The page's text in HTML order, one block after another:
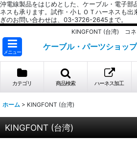
沖電線製品をはじめとした、ケーブル・電子部
ネスも承ります。試作・小ＬＯＴハーネスも出
ぎのお問い合わせは、03-3726-2645まで。
KINGFONT (台湾) コネ
メニュー
ケーブル・パーツショッ
カテゴリ 商品検索 ハーネス加工
ホーム > KINGFONT (台湾)
KINGFONT (台湾)